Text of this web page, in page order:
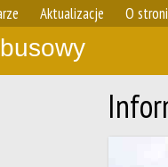
Aktualizacje O